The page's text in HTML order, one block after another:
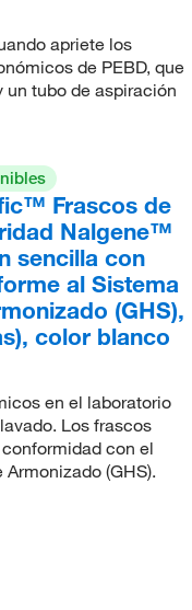
apriete los
de PEBD, que
un tubo de aspiración
Frascos de
Nalgene™
sencilla con
al Sistema
(GHS),
color blanco
en el laboratorio
Los frascos
con el
(GHS).